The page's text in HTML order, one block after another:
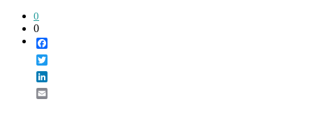
0
0